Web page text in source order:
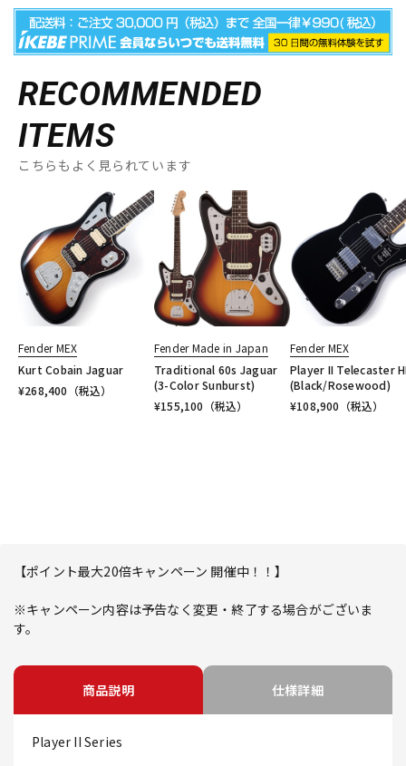
RECOMMENDED
ITEMS
こちらもよく見られています
Fender MEX
Kurt Cobain Jaguar
¥268,400 （税込）
Fender Made in Japan
Traditional 60s Jaguar
(3-Color Sunburst)
¥155,100 （税込）
Fender MEX
Player II Telecaster
(Black/Rosewood)
¥108,900 （税込）
【ポイント最大20倍キャンペーン 開催中！！】
※キャンペーン内容は予告なく変更・終了する場合がございま
す。
商品説明 仕様詳細
Player II Series